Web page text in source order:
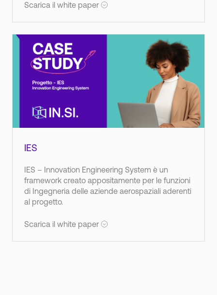
Scarica il white paper
IES
IES – Innovation Engineering System è un
framework creato appositamente per le funzioni
di Ingegneria delle aziende aerospaziali aderenti
al progetto.
Scarica il white paper